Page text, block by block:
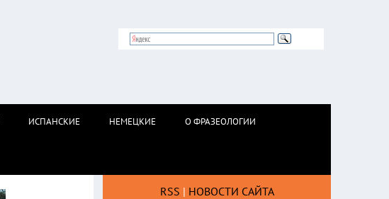
ИСПАНСКИЕ НЕМЕЦКИЕ О ФРАЗЕОЛОГИИ
RSS | НОВОСТИ САЙТА